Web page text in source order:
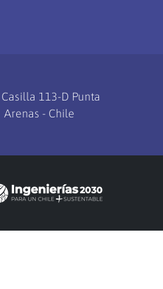
Casilla 113-D Punta
Arenas - Chile